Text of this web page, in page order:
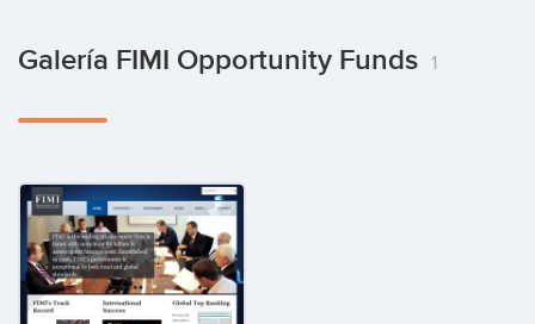
Galería FIMI Opportunity Funds 1